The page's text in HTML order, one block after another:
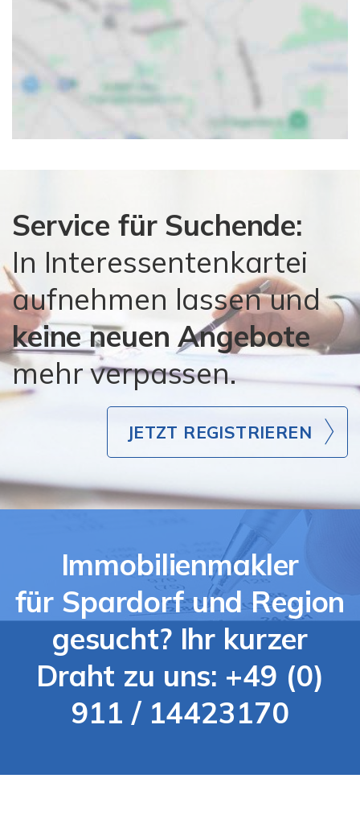
Service für Suchende:
In Interessentenkartei
aufnehmen lassen und
keine neuen Angebote
mehr verpassen.
JETZT REGISTRIEREN
Immobilienmakler
für Spardorf und Region
gesucht? Ihr kurzer
Draht zu uns: +49 (0)
911 / 14423170